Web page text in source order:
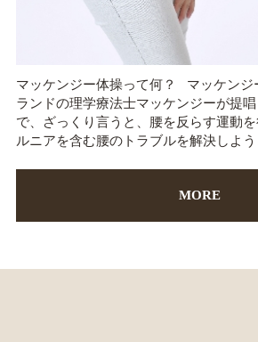
マッケンジー体操って何？ マッケンジ
ランドの理学療法士マッケンジーが提
で、ざっくり言うと、腰を反らす運動
ルニアを含む腰のトラブルを解決しよ
MORE